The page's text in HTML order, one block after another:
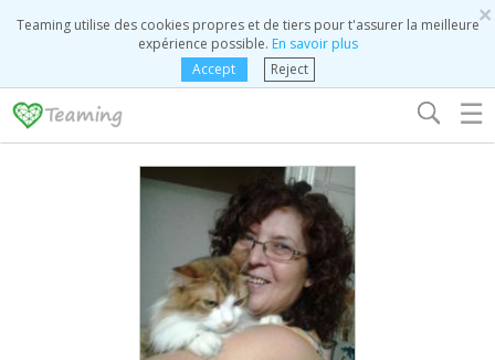
×
Teaming utilise des cookies propres et de tiers pour t'assurer la meilleure
expérience possible. En savoir plus
Accept
Reject
☰